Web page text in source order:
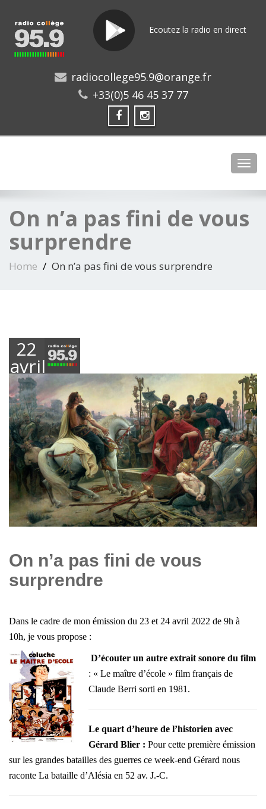
Ecoutez la radio en direct
radiocollege95.9@orange.fr
+33(0)5 46 45 37 77
On n’a pas fini de vous
surprendre
Home On n’a pas fini de vous surprendre
22
avril
2022
On n’a pas fini de vous
surprendre
Dans le cadre de mon émission du 23 et 24 avril 2022 de 9h à
10h, je vous propose :
D’écouter un autre extrait sonore du film
: « Le maître d’école » film français de
Claude Berri sorti en 1981.
Le quart d’heure de l’historien avec
Gérard Blier : Pour cette première émission
sur les grandes batailles des guerres ce week-end Gérard nous
raconte La bataille d’Alésia en 52 av. J.-C.